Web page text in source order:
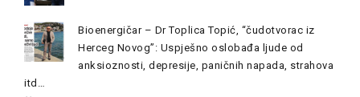
Bioenergičar – Dr Toplica Topić, “čudotvorac iz
Herceg Novog”: Uspješno oslobađa ljude od
anksioznosti, depresije, paničnih napada, strahova
itd…